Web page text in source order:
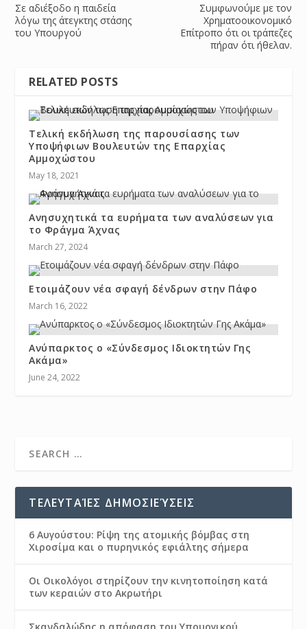
Σε αδιέξοδο η παιδεία
λόγω της άτεγκτης στάσης
του Υπουργού
Συμφωνούμε με τον
Χρηματοοικονομικό
Επίτροπο ότι οι τράπεζες
πήραν ότι ήθελαν.
RELATED POSTS
Τελική εκδήλωση της παρουσίασης των
Υποψήφιων Βουλευτών της Επαρχίας
Αμμοχώστου
May 18, 2021
Ανησυχητικά τα ευρήματα των αναλύσεων για
το Φράγμα Άχνας
March 27, 2024
Ετοιμάζουν νέα σφαγή δένδρων στην Πάφο
March 16, 2022
Ανύπαρκτος ο «Σύνδεσμος Ιδιοκτητών Γης
Ακάμα»
June 24, 2022
ΤΕΛΕΥΤΑΊΕΣ ΔΗΜΟΣΙΕΎΣΕΙΣ
6 Αυγούστου: Ρίψη της ατομικής βόμβας στη
Χιροσίμα και ο πυρηνικός εφιάλτης σήμερα
Οι Οικολόγοι στηρίζουν την κινητοποίηση κατά
των κεραιών στο Ακρωτήρι
Σκανδαλώδης η απόφαση του Υπουργικού